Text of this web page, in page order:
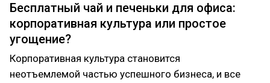
Бесплатный чай и печеньки для офиса:
корпоративная культура или простое
угощение?
Корпоративная культура становится
неотъемлемой частью успешного бизнеса, и все